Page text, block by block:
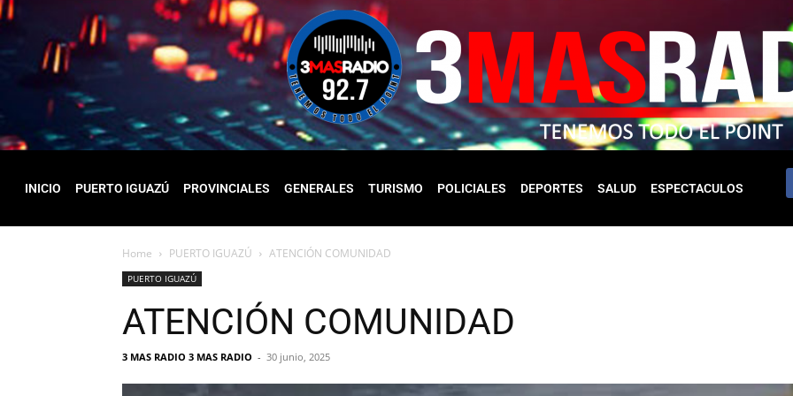
INICIO PUERTO IGUAZÚ PROVINCIALES GENERALES TURISMO POLICIALES DEPORTES SALUD ESPECTACULOS
Home PUERTO IGUAZÚ ATENCIÓN COMUNIDAD
PUERTO IGUAZÚ
ATENCIÓN COMUNIDAD
3 MAS RADIO 3 MAS RADIO - 30 junio, 2025